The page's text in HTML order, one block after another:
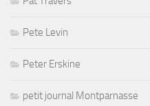
Pete Levin
Peter Erskine
petit journal Montparnasse